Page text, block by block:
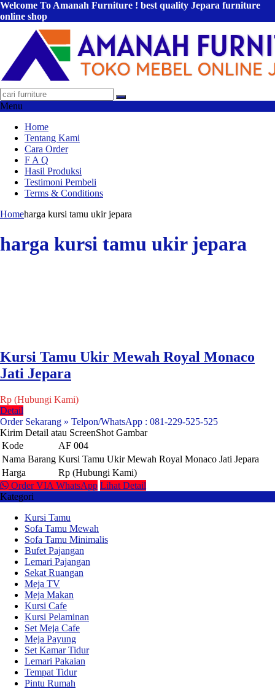
Welcome To Amanah Furniture ! best quality Jepara furniture
online shop
Menu
Home
Tentang Kami
Cara Order
F A Q
Hasil Produksi
Testimoni Pembeli
Terms & Conditions
Homeharga kursi tamu ukir jepara
harga kursi tamu ukir jepara
Kursi Tamu Ukir Mewah Royal Monaco
Jati Jepara
Rp (Hubungi Kami)
Detail
Order Sekarang » Telpon/WhatsApp : 081-229-525-525
Kirim Detail atau ScreenShot Gambar
Kode
AF 004
Nama Barang Kursi Tamu Ukir Mewah Royal Monaco Jati Jepara
Harga
Rp (Hubungi Kami)
Order VIA WhatsApp Lihat Detail
Kategori
Kursi Tamu
Sofa Tamu Mewah
Sofa Tamu Minimalis
Bufet Pajangan
Lemari Pajangan
Sekat Ruangan
Meja TV
Meja Makan
Kursi Cafe
Kursi Pelaminan
Set Meja Cafe
Meja Payung
Set Kamar Tidur
Lemari Pakaian
Tempat Tidur
Pintu Rumah